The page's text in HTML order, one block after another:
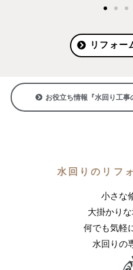
リフォー
お役立ち情報『水回り工事
水回りのリフ
小さな
大掛かり
何でも気軽
水回りの